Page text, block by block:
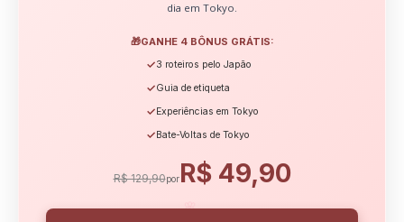
🌸
dia em Tokyo.
🎁GANHE 4 BÔNUS GRÁTIS:
✓3 roteiros pelo Japão
✓Guia de etiqueta
✓Experiências em Tokyo
✓Bate-Voltas de Tokyo
R$ 129,90porR$ 49,90